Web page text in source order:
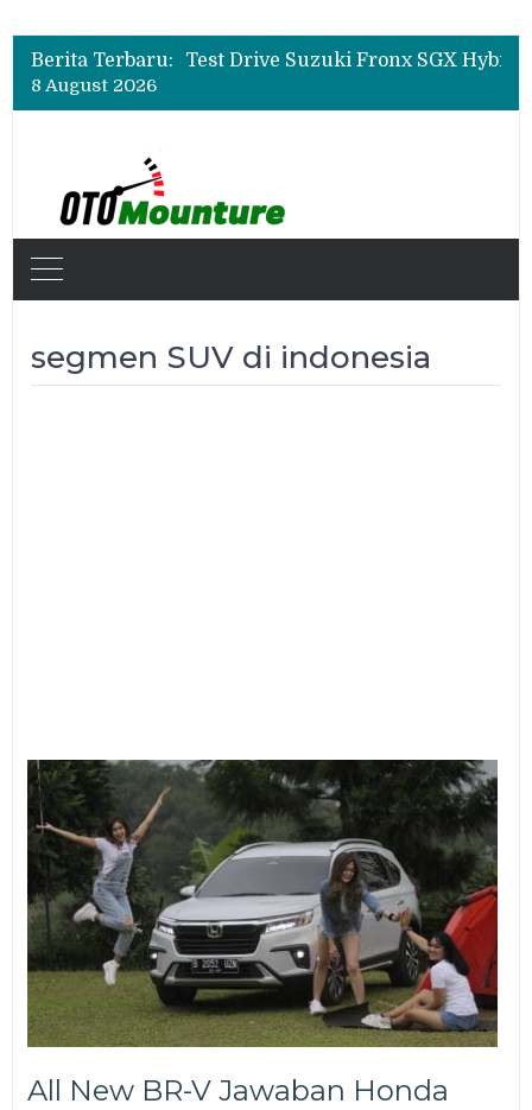
Berita Terbaru:
Beli Mobil Jangan Cuma Lihat Cicilan, TAF dan OJK Tekankan Pentingnya Literasi Keuangan
Beli Mobil Jangan Cuma Lihat Cicilan, TAF dan OJK Tekankan Pentingnya Literasi Keuangan
8 August 2026
segmen SUV di indonesia
All New BR-V Jawaban Honda